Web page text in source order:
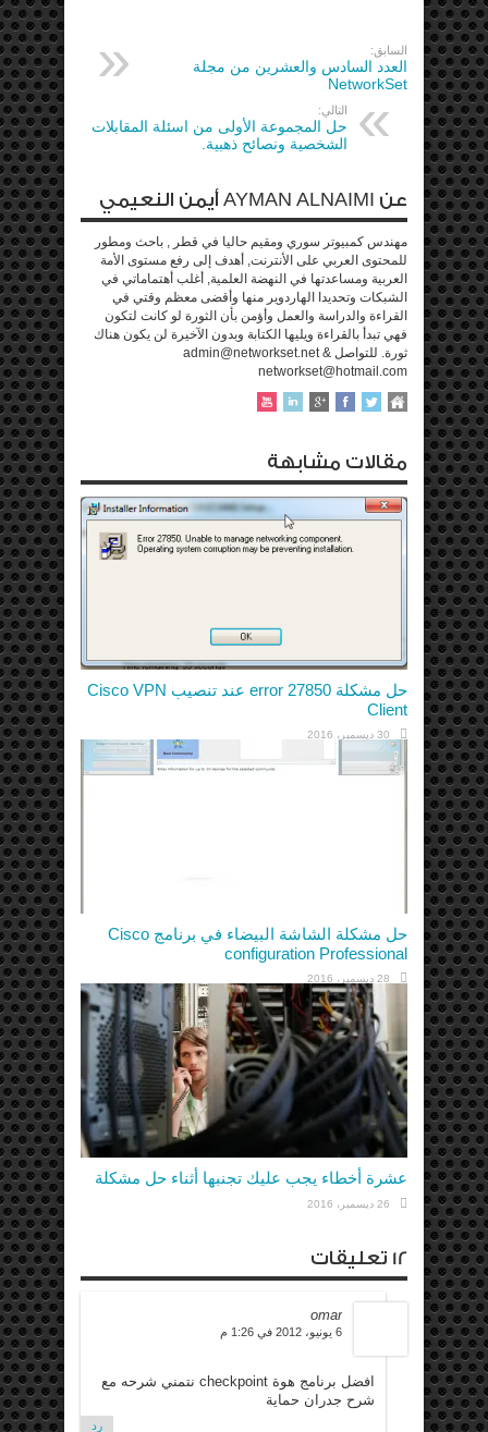
السابق:
العدد السادس والعشرين من مجلة
NetworkSet
التالي:
حل المجموعة الأولى من اسئلة المقابلات
الشخصية ونصائح ذهبية.
عن AYMAN ALNAIMI أيمن النعيمي
مهندس كمبيوتر سوري ومقيم حاليا في قطر , باحث ومطور
للمحتوى العربي على الأنترنت, أهدف إلى رفع مستوى الأمة
العربية ومساعدتها في النهضة العلمية, أغلب أهتماماتي في
الشبكات وتحديدا الهاردوير منها وأقضى معظم وقتي في
القراءة والدراسة والعمل وأؤمن بأن الثورة لو كانت لتكون
فهي تبدأ بالقراءة ويليها الكتابة وبدون الآخيرة لن يكون هناك
ثورة. للتواصل admin@networkset.net &
networkset@hotmail.com
مقالات مشابهة
حل مشكلة error 27850 عند تنصيب Cisco VPN
Client
30 ديسمبر، 2016
حل مشكلة الشاشة البيضاء في برنامج Cisco
configuration Professional
28 ديسمبر، 2016
عشرة أخطاء يجب عليك تجنبها أثناء حل مشكلة
26 ديسمبر، 2016
12 تعليقات
omar
6 يونيو، 2012 في 1:26 م
افضل برنامج هوة checkpoint نتمني شرحه مع
شرح جدران حماية
رد